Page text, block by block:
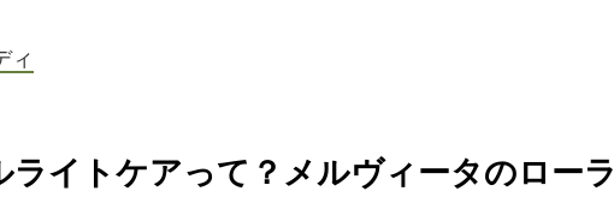
ィ
イトケアって？メルヴィータのローラ